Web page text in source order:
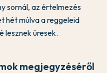
sornál, az értelmezés
hét múlva a reggeleid
lesznek üresek.
megjegyzéséről